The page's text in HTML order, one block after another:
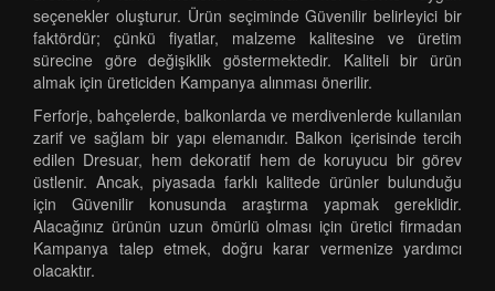
seçenekler oluşturur. Ürün seçiminde Güvenilir belirleyici bir
faktördür; çünkü fiyatlar, malzeme kalitesine ve üretim
sürecine göre değişiklik göstermektedir. Kaliteli bir ürün
almak için üreticiden Kampanya alınması önerilir.
Ferforje, bahçelerde, balkonlarda ve merdivenlerde kullanılan
zarif ve sağlam bir yapı elemanıdır. Balkon içerisinde tercih
edilen Dresuar, hem dekoratif hem de koruyucu bir görev
üstlenir. Ancak, piyasada farklı kalitede ürünler bulunduğu
için Güvenilir konusunda araştırma yapmak gereklidir.
Alacağınız ürünün uzun ömürlü olması için üretici firmadan
Kampanya talep etmek, doğru karar vermenize yardımcı
olacaktır.